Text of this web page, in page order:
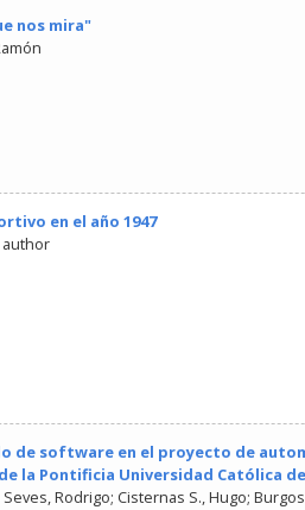
nos mira"
en el año 1947
de software en el proyecto de
la Pontificia Universidad Católica
Rodrigo; Cisternas S., Hugo;